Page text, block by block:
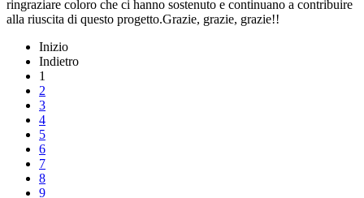
ringraziare coloro che ci hanno sostenuto e continuano a contribuire
alla riuscita di questo progetto.Grazie, grazie, grazie!!
Inizio
Indietro
1
2
3
4
5
6
7
8
9